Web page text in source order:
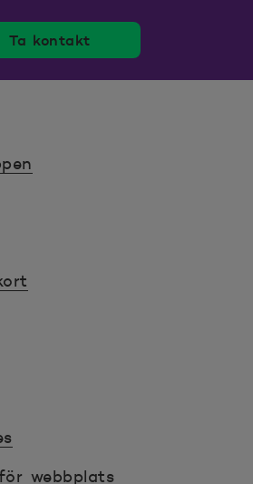
Ta kontakt
webbplats